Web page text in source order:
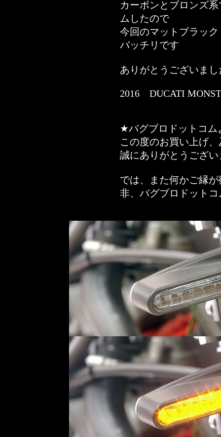
カーボンとブロンズ
ムしたので
今回のマットブラッ
バッチリです
ありがとうございまし
2016 DUCATI
★バグブロドットコム
この度のお買い上げ
誠にありがとうござい
では、また何かご縁
非、バグブロドット